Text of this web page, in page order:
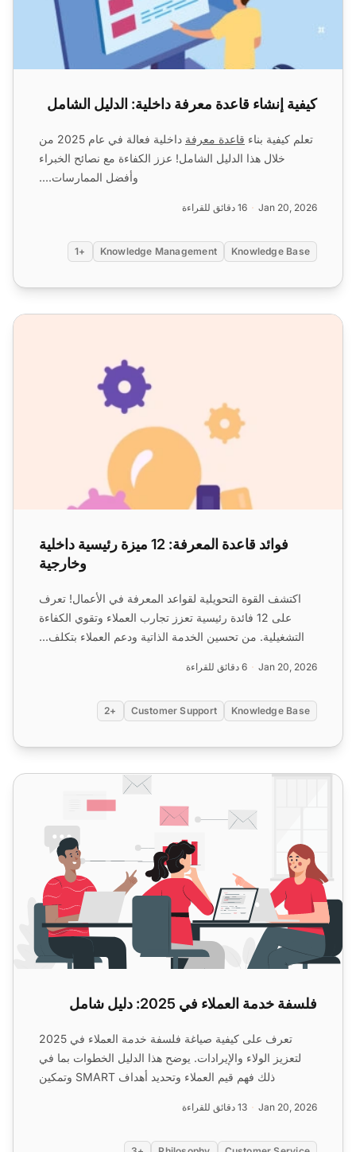
كيفية إنشاء قاعدة معرفة داخلية: الدليل الشامل
تعلم كيفية بناء قاعدة معرفة
داخلية فعالة في عام 2025 من
خلال هذا الدليل الشامل! عزز الكفاءة مع نصائح الخبراء
وأفضل الممارسات....
Jan 20, 2026 16 دقائق للقراءة
Knowledge Base
Knowledge Management
+1
فوائد قاعدة المعرفة: 12 ميزة رئيسية داخلية وخارجية
فوائد قاعدة المعرفة: 12 ميزة رئيسية داخلية
وخارجية
اكتشف القوة التحويلية لقواعد المعرفة في الأعمال! تعرف
على 12 فائدة رئيسية تعزز تجارب العملاء وتقوي الكفاءة
التشغيلية. من تحسين الخدمة الذاتية ودعم العملاء بتكلف...
Jan 20, 2026 6 دقائق للقراءة
Knowledge Base
Customer Support
+2
فلسفة خدمة العملاء في 2025: دليل شامل
فلسفة خدمة العملاء في 2025: دليل شامل
تعرف على كيفية صياغة فلسفة خدمة العملاء في 2025
لتعزيز الولاء والإيرادات. يوضح هذا الدليل الخطوات بما في
ذلك فهم قيم العملاء وتحديد أهداف SMART وتمكين
Jan 20, 2026 13 دقائق للقراءة